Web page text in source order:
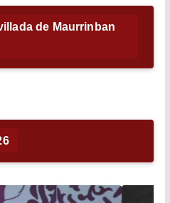
de Maurrinban